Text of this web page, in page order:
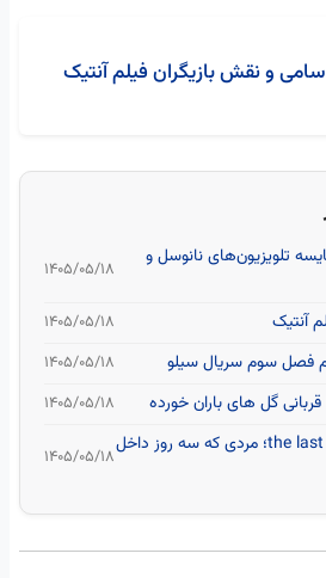
و نقش بازیگران فیلم آنتیک
تلویزیون‌های نانوسل و
۱۴۰۵/۰۵/۱۸
آنتیک ۱۴۰۵/۰۵/۱۸
سوم سریال سیلو ۱۴۰۵/۰۵/۱۸
گل های باران خورده ۱۴۰۵/۰۵/۱۸
تبلیغ عجیب فیلم the last house؛ مردی که سه روز داخل۱۴۰۵/۰۵/۱۸